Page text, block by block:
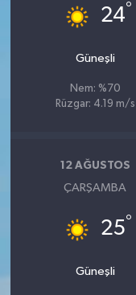
24°
Güneşli
Nem: %70
Rüzgar: 4.19 m/s
12 AĞUSTOS
ÇARŞAMBA
25°
Güneşli